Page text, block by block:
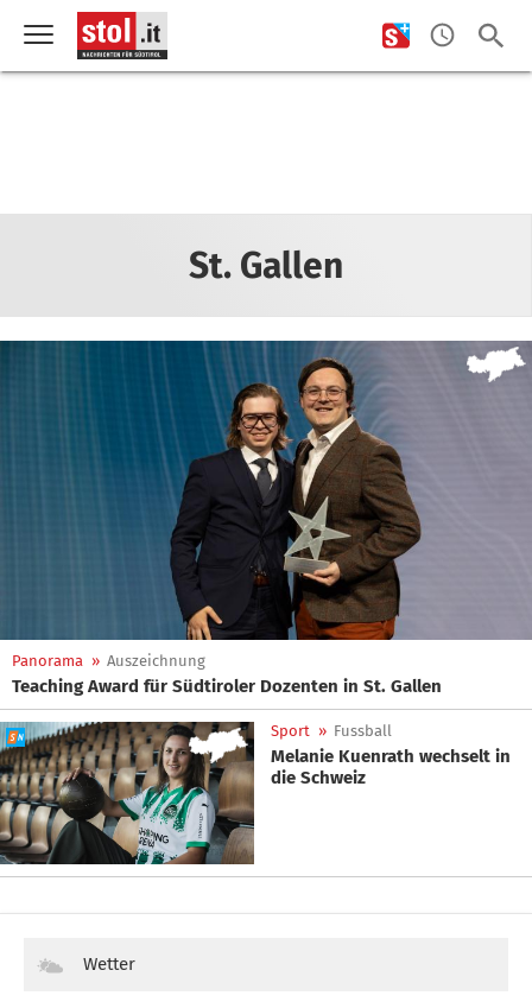
St. Gallen
Panorama » Auszeichnung
Teaching Award für Südtiroler Dozenten in St. Gallen
Sport » Fussball
Melanie Kuenrath wechselt in
die Schweiz
Wetter